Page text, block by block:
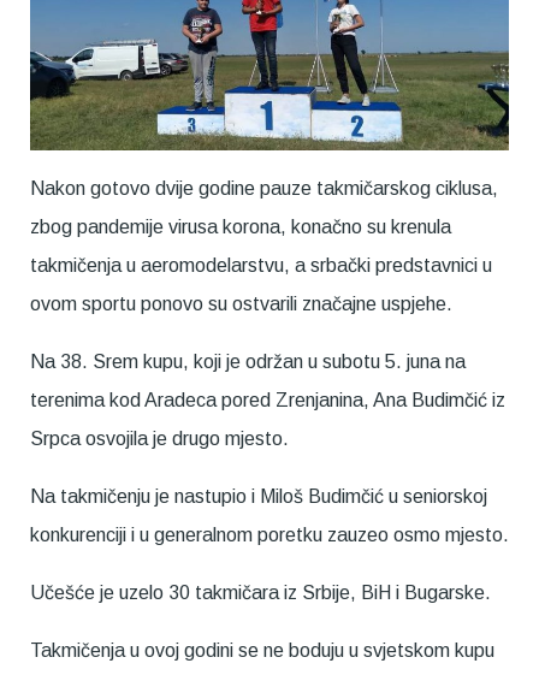
Nakon gotovo dvije godine pauze takmičarskog ciklusa,
zbog pandemije virusa korona, konačno su krenula
takmičenja u aeromodelarstvu, a srbački predstavnici u
ovom sportu ponovo su ostvarili značajne uspjehe.
Na 38. Srem kupu, koji je održan u subotu 5. juna na
terenima kod Aradeca pored Zrenjanina, Ana Budimčić iz
Srpca osvojila je drugo mjesto.
Na takmičenju je nastupio i Miloš Budimčić u seniorskoj
konkurenciji i u generalnom poretku zauzeo osmo mjesto.
Učešće je uzelo 30 takmičara iz Srbije, BiH i Bugarske.
Takmičenja u ovoj godini se ne boduju u svjetskom kupu